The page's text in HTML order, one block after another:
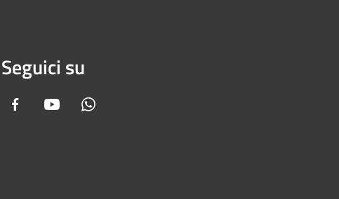
Seguici su
Facebook Youtube